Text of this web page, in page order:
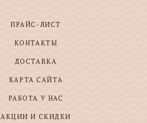
ПРАЙС-ЛИСТ
КОНТАКТЫ
ДОСТАВКА
КАРТА САЙТА
РАБОТА У НАС
АКЦИИ И СКИДКИ